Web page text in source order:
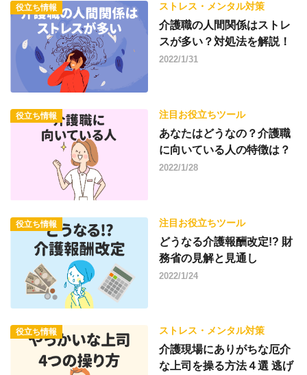
役立ち情報 ストレス・メンタル対策
介護職の人間関係はストレ
スが多い？対処法を解説！
2022/1/31
役立ち情報 注目お役立ちツール
あなたはどうなの？介護職
に向いている人の特徴は？
2022/1/28
役立ち情報 注目お役立ちツール
どうなる介護報酬改定!? 財
務省の見解と見通し
2022/1/24
役立ち情報 ストレス・メンタル対策
介護現場にありがちな厄介
な上司を操る方法４選 逃げ